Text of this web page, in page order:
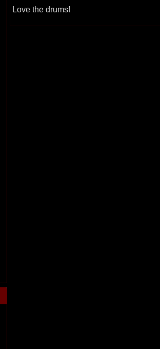
Love the drums!